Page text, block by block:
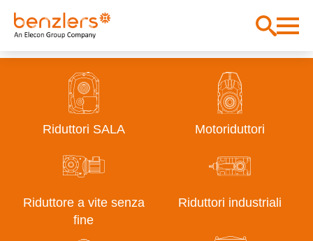
Riduttori SALA Motoriduttori
Riduttore a vite senza
fine
Riduttori industriali